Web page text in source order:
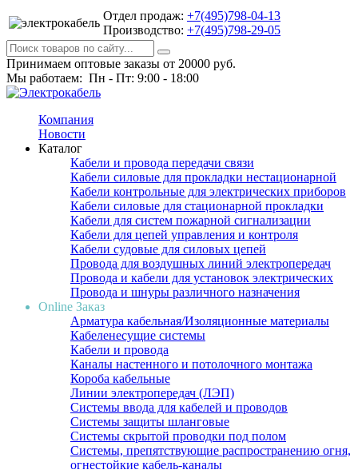
Отдел продаж: +7(495)798-04-13
Производство: +7(495)798-29-05
Принимаем оптовые заказы от 20000 руб.
Мы работаем: Пн - Пт: 9:00 - 18:00
Компания
Новости
Каталог
Кабели и провода передачи связи
Кабели силовые для прокладки нестационарной
Кабели контрольные для электрических приборов
Кабели силовые для стационарной прокладки
Кабели для систем пожарной сигнализации
Кабели для цепей управления и контроля
Кабели судовые для силовых цепей
Провода для воздушных линий электропередач
Провода и кабели для установок электрических
Провода и шнуры различного назначения
Online Заказ
Арматура кабельная/Изоляционные материалы
Кабеленесущие системы
Кабели и провода
Каналы настенного и потолочного монтажа
Короба кабельные
Линии электропередач (ЛЭП)
Системы ввода для кабелей и проводов
Системы защиты шланговые
Системы скрытой проводки под полом
Системы, препятствующие распространению огня,
огнестойкие кабель-каналы